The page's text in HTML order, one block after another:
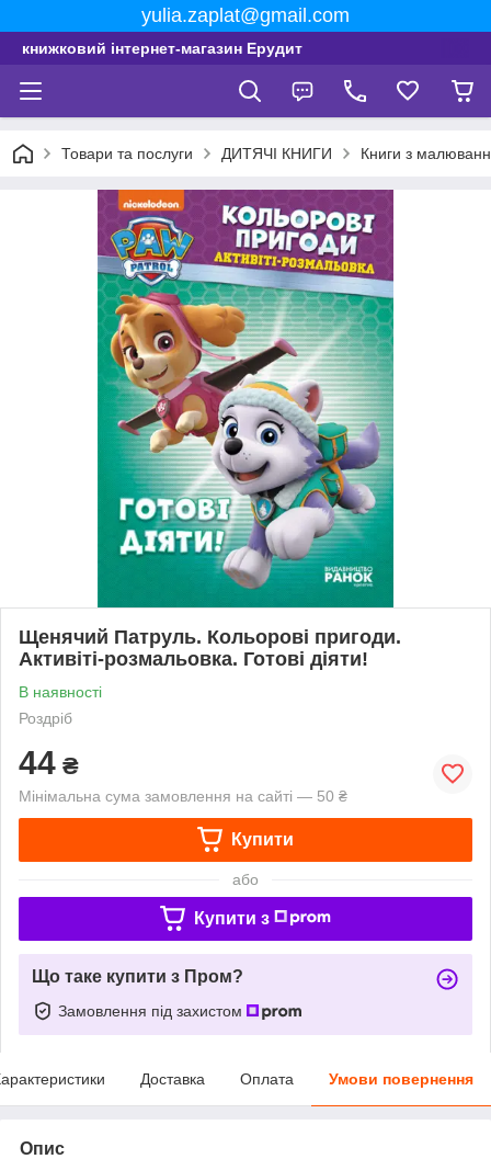
yulia.zaplat@gmail.com
книжковий інтернет-магазин Ерудит
Товари та послуги ДИТЯЧІ КНИГИ Книги з
Щенячий Патруль. Кольорові пригоди.
Активіті-розмальовка. Готові діяти!
В наявності
Роздріб
44 ₴
Мінімальна сума замовлення на сайті — 50 ₴
Купити
або
Купити з
Що таке купити з Пром?
Замовлення під захистом
Доставка Оплата Умови повернення
Опис